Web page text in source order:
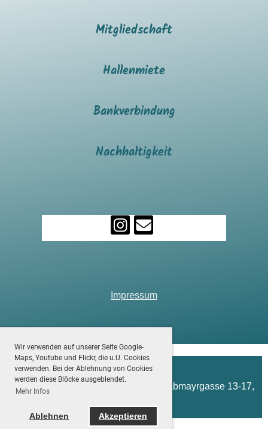
Wir verwenden auf unserer Seite Google-
Maps, Youtube und Flickr, die u.U. Cookies
verwenden. Bei der Ablehnung von Cookies
werden diese Blöcke ausgeblendet.
Mehr Infos
Ablehnen Akzeptieren
Mitgliedschaft
Hallenmiete
Bankverbindung
Nachhaltigkeit
Impressum
(c) Floridsdorfer Turnverein 1865, Grabmayrgasse 13-17,